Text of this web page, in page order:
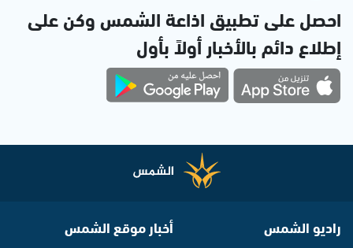
احصل على تطبيق اذاعة الشمس وكن على
إطلاع دائم بالأخبار أولاً بأول
راديو الشمس أخبار موقع الشمس